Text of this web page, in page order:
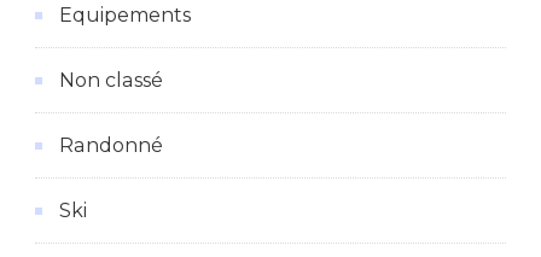
Equipements
Non classé
Randonné
Ski